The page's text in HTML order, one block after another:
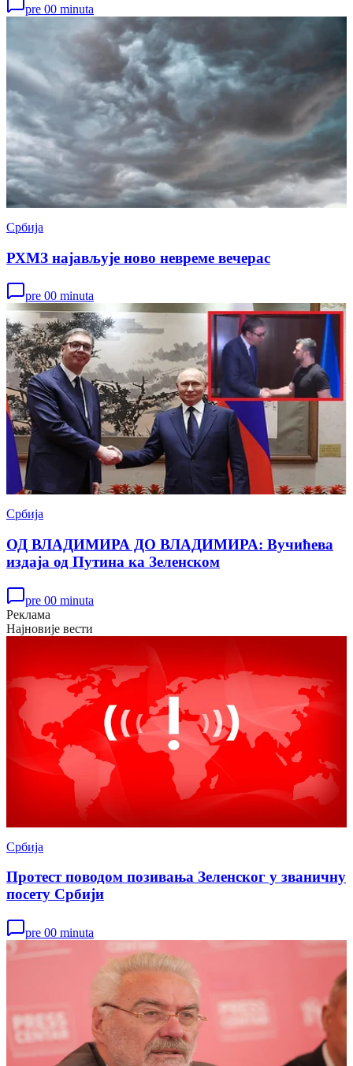
pre 00 minuta
Србија
РХМЗ најављује ново невреме вечерас
pre 00 minuta
Србија
ОД ВЛАДИМИРА ДО ВЛАДИМИРА: Вучићева
издаја од Путина ка Зеленском
pre 00 minuta
Реклама
Најновије вести
Србија
Протест поводом позивања Зеленског у званичну
посету Србији
pre 00 minuta